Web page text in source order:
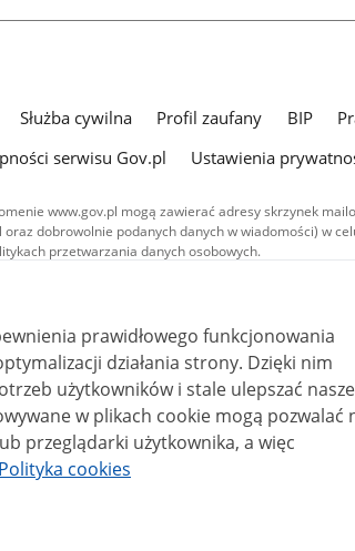
Służba cywilna Profil zaufany BIP
serwisu Gov.pl
Ustawienia
www.gov.pl mogą zawierać adresy skrzynek
dobrowolnie podanych danych w wiadomości) w
przetwarzania danych osobowych.
publikowane w serwisie (z wyłączeniem treści
na licencji typu Creative Commons: uznanie
4.0 (CC BY-SA 4.0). Materiały audiowizualne, w tym
na licencji typu Creative Commons: uznanie
zależnych 4.0 (CC BY-NC-ND 4.0), o ile nie jest to
prawidłowego funkcjonowania
działania strony. Dzięki nim
użytkowników i stale ulepszać nasze
przeglądarki użytkownika, a więc
Polityka cookies